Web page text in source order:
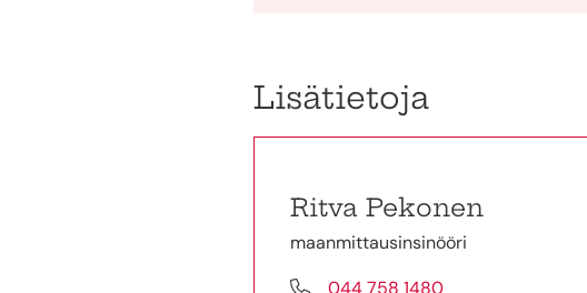
Lisätietoja
Ritva Pekonen
maanmittausinsinööri